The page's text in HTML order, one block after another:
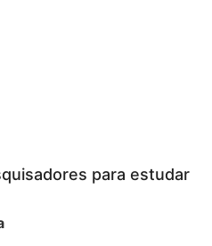
para estudar